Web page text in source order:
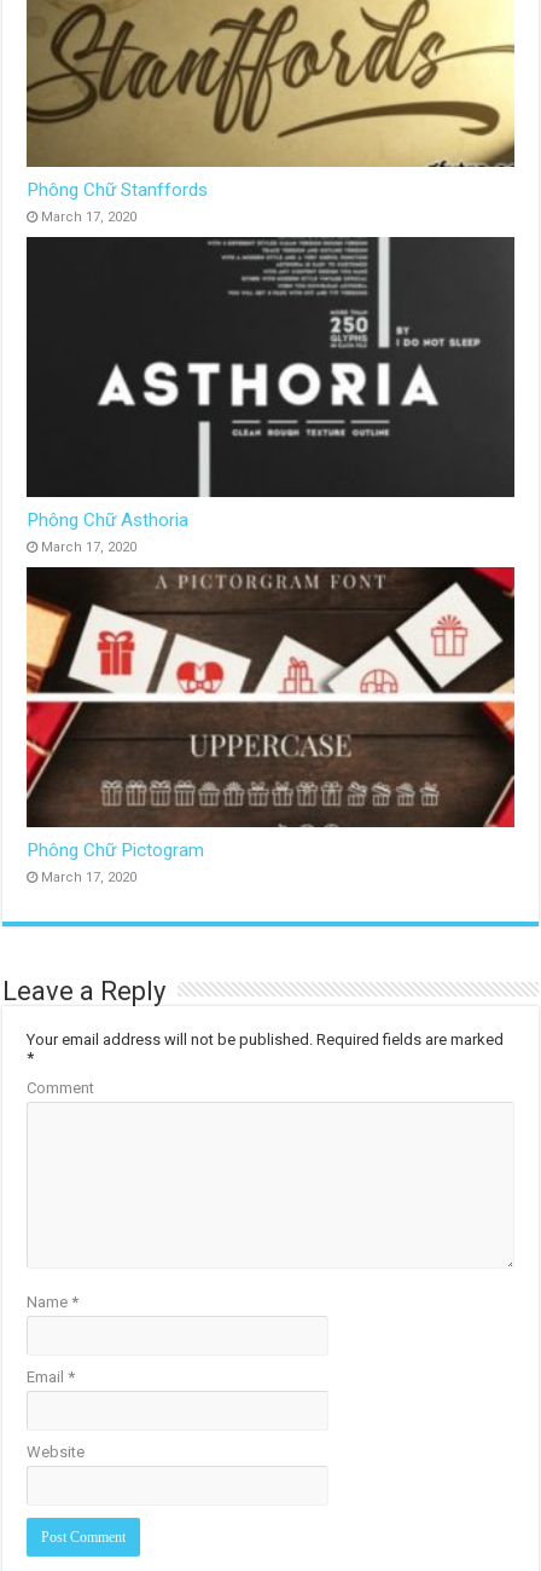
Phông Chữ Stanffords
March 17, 2020
Phông Chữ Asthoria
March 17, 2020
Phông Chữ Pictogram
March 17, 2020
Leave a Reply
Your email address will not be published. Required fields are marked
*
Comment
Name*
Email*
Website